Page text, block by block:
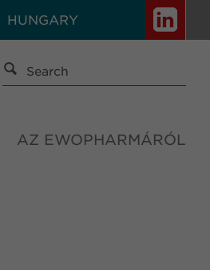
HUNGARY
AZ EWOPHARMÁRÓL